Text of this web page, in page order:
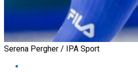
Serena Pergher / IPA Sport